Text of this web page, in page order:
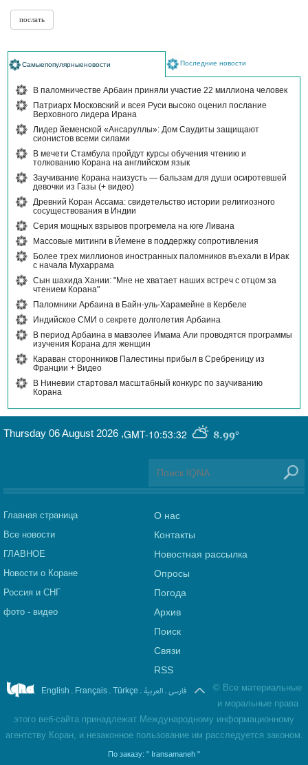
Самыепопулярныеновости Последние новости
В паломничестве Арбаин приняли участие 22 миллиона человек
Патриарх Московский и всея Руси высоко оценил послание
Верховного лидера Ирана
Лидер йеменской «Ансаруллы»: Дом Саудиты защищают
сионистов всеми силами
В мечети Стамбула пройдут курсы обучения чтению и
толкованию Корана на английском язык
Заучивание Корана наизусть — бальзам для души осиротевшей
девочки из Газы (+ видео)
Древний Коран Ассама: свидетельство истории религиозного
сосуществования в Индии
Серия мощных взрывов прогремела на юге Ливана
Массовые митинги в Йемене в поддержку сопротивления
Более трех миллионов иностранных паломников въехали в Ирак
с начала Мухаррама
Сын шахида Хании: "Мне не хватает наших встреч с отцом за
чтением Корана"
Паломники Арбаина в Байн-уль-Харамейне в Кербеле
Индийское СМИ о секрете долголетия Арбаина
В период Арбаина в мавзолее Имама Али проводятся программы
изучения Корана для женщин
Караван сторонников Палестины прибыл в Сребреницу из
Франции + Видео
В Ниневии стартовал масштабный конкурс по заучиванию
Корана
GMT-10:53:32 8.99°
Thursday 06 August 2026 ,
Главная страница
Все новости
ГЛАВНОЕ
Новости о Коране
Россия и СНГ
фото - видео
О нас
Контакты
Новостная рассылка
Опросы
Погода
Архив
Поиск
Связи
RSS
English . Français . Türkçe . العربیة . فارسی © Все материальные
и моральные права
этого веб-сайта принадлежат Международному информационному
агентству Коран, и незаконное пользование им расследуется законом.
По заказу: " Iransamaneh "